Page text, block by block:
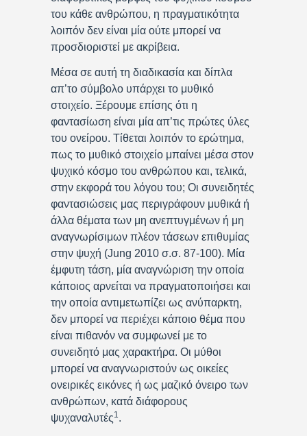
του κάθε ανθρώπου, η πραγματικότητα
λοιπόν δεν είναι μία ούτε μπορεί να
προσδιοριστεί με ακρίβεια.
Μέσα σε αυτή τη διαδικασία και δίπλα
απ’το σύμβολο υπάρχει το μυθικό
στοιχείο. Ξέρουμε επίσης ότι η
φαντασίωση είναι μία απ’τις πρώτες ύλες
του ονείρου. Τίθεται λοιπόν το ερώτημα,
πως το μυθικό στοιχείο μπαίνει μέσα στον
ψυχικό κόσμο του ανθρώπου και, τελικά,
στην εκφορά του λόγου του; Οι συνειδητές
φαντασιώσεις μας περιγράφουν μυθικά ή
άλλα θέματα των μη ανεπτυγμένων ή μη
αναγνωρίσιμων πλέον τάσεων επιθυμίας
στην ψυχή (Jung 2010 σ.σ. 87-100). Μία
έμφυτη τάση, μία αναγνώριση την οποία
κάποιος αρνείται να πραγματοποιήσει και
την οποία αντιμετωπίζει ως ανύπαρκτη,
δεν μπορεί να περιέχει κάποιο θέμα που
είναι πιθανόν να συμφωνεί με το
συνειδητό μας χαρακτήρα. Οι μύθοι
μπορεί να αναγνωριστούν ως οικείες
ονειρικές εικόνες ή ως μαζικό όνειρο των
ανθρώπων, κατά διάφορους
ψυχαναλυτές1 .